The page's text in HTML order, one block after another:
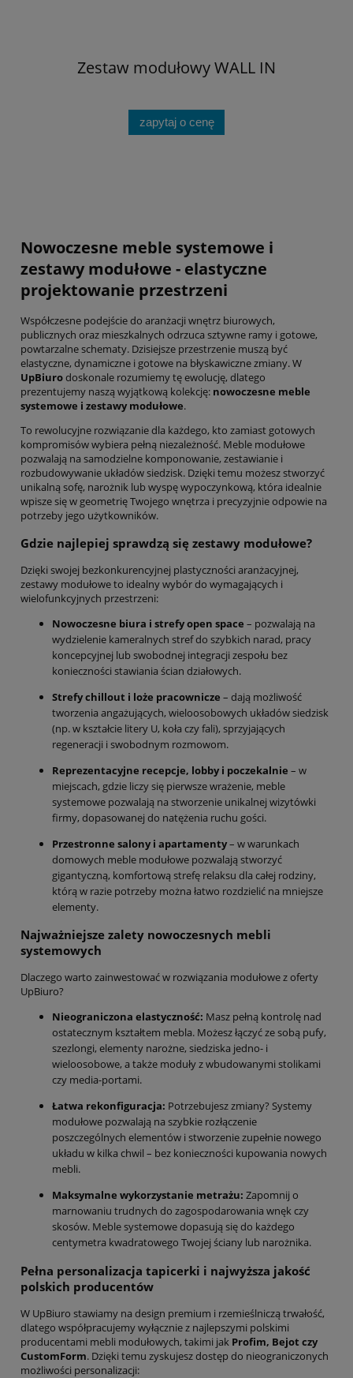
Zestaw modułowy WALL IN
zapytaj o cenę
Nowoczesne meble systemowe i
zestawy modułowe - elastyczne
projektowanie przestrzeni
Współczesne podejście do aranżacji wnętrz biurowych,
publicznych oraz mieszkalnych odrzuca sztywne ramy i gotowe,
powtarzalne schematy. Dzisiejsze przestrzenie muszą być
elastyczne, dynamiczne i gotowe na błyskawiczne zmiany. W
UpBiurodoskonale rozumiemy tę ewolucję, dlatego
prezentujemy naszą wyjątkową kolekcję: nowoczesne meble
systemowe i zestawy modułowe.
To rewolucyjne rozwiązanie dla każdego, kto zamiast gotowych
kompromisów wybiera pełną niezależność. Meble modułowe
pozwalają na samodzielne komponowanie, zestawianie i
rozbudowywanie układów siedzisk. Dzięki temu możesz stworzyć
unikalną sofę, narożnik lub wyspę wypoczynkową, która idealnie
wpisze się w geometrię Twojego wnętrza i precyzyjnie odpowie na
potrzeby jego użytkowników.
Gdzie najlepiej sprawdzą się zestawy modułowe?
Dzięki swojej bezkonkurencyjnej plastyczności aranżacyjnej,
zestawy modułowe to idealny wybór do wymagających i
wielofunkcyjnych przestrzeni:
Nowoczesne biura i strefy open space – pozwalają na
wydzielenie kameralnych stref do szybkich narad, pracy
koncepcyjnej lub swobodnej integracji zespołu bez
konieczności stawiania ścian działowych.
Strefy chillout i loże pracownicze – dają możliwość
tworzenia angażujących, wieloosobowych układów siedzisk
(np. w kształcie litery U, koła czy fali), sprzyjających
regeneracji i swobodnym rozmowom.
Reprezentacyjne recepcje, lobby i poczekalnie – w
miejscach, gdzie liczy się pierwsze wrażenie, meble
systemowe pozwalają na stworzenie unikalnej wizytówki
firmy, dopasowanej do natężenia ruchu gości.
Przestronne salony i apartamenty– w warunkach
domowych meble modułowe pozwalają stworzyć
gigantyczną, komfortową strefę relaksu dla całej rodziny,
którą w razie potrzeby można łatwo rozdzielić na mniejsze
elementy.
Najważniejsze zalety nowoczesnych mebli
systemowych
Dlaczego warto zainwestować w rozwiązania modułowe z oferty
UpBiuro?
Nieograniczona elastyczność: Masz pełną kontrolę nad
ostatecznym kształtem mebla. Możesz łączyć ze sobą pufy,
szezlongi, elementy narożne, siedziska jedno- i
wieloosobowe, a także moduły z wbudowanymi stolikami
czy media-portami.
Łatwa rekonfiguracja: Potrzebujesz zmiany? Systemy
modułowe pozwalają na szybkie rozłączenie
poszczególnych elementów i stworzenie zupełnie nowego
układu w kilka chwil – bez konieczności kupowania nowych
mebli.
Maksymalne wykorzystanie metrażu: Zapomnij o
marnowaniu trudnych do zagospodarowania wnęk czy
skosów. Meble systemowe dopasują się do każdego
centymetra kwadratowego Twojej ściany lub narożnika.
Pełna personalizacja tapicerki i najwyższa jakość
polskich producentów
W UpBiuro stawiamy na design premium i rzemieślniczą trwałość,
dlatego współpracujemy wyłącznie z najlepszymi polskimi
producentami mebli modułowych, takimi jak Profim, Bejot czy
CustomForm. Dzięki temu zyskujesz dostęp do nieograniczonych
możliwości personalizacji: